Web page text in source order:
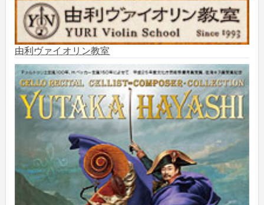
2025年7月 (3)
2025年6月 (1)
2025年5月 (5)
2025年3月 (1)
2025年2月
2025年1月 (3)
由利ヴァイオリン教室